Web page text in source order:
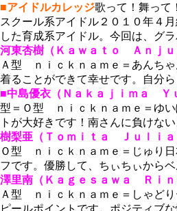
■アイドルカレッジ歌って！舞って
スクール系アイドル２０１０年４
した育成系アイドル。今回は、グ
河東杏樹（Ｋａｗａｔｏ Ａｎｊｕ
Ａ型 ｎｉｃｋｎａｍｅ＝あんち
着ることができて幸せです。自分
■中島優衣（Ｎａｋａｊｉｍａ Ｙ
型＝Ｏ型 ｎｉｃｋｎａｍｅ＝ゆい
トが大好きです！南さんに負けな
樹梨亜（Ｔｏｍｉｔａ Ｊｕｌｉａ
Ｏ型 ｎｉｃｋｎａｍｅ＝じゅり
フです。優勝して、ちぃちぃから
澤里南（Ｋａｇｅｓａｗａ Ｒｉｎ
Ａ型 ｎｉｃｋｎａｍｅ＝しゃど
ピールポイントです。ポジティブ